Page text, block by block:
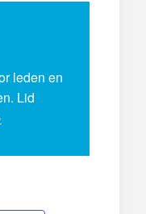
leden en
Lid